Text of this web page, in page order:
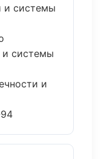
и системы
и системы
и